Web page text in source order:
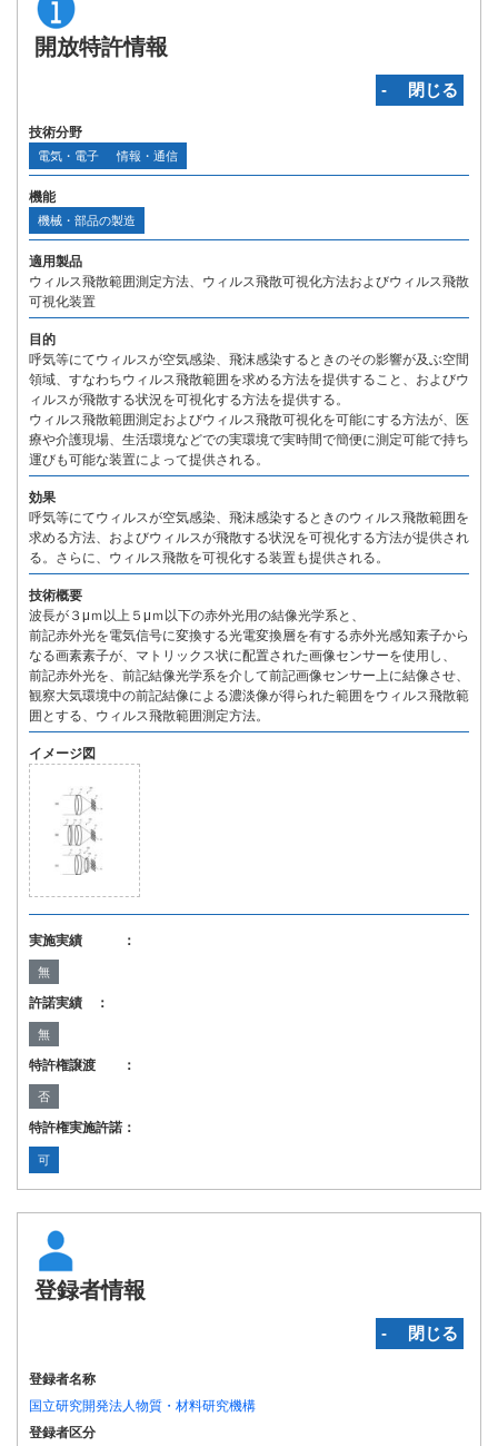
開放特許情報
‐ 閉じる
技術分野
電気・電子 情報・通信
機能
機械・部品の製造
適用製品
ウィルス飛散範囲測定方法、ウィルス飛散可視化方法およびウィルス飛散
可視化装置
目的
呼気等にてウィルスが空気感染、飛沫感染するときのその影響が及ぶ空間
領域、すなわちウィルス飛散範囲を求める方法を提供すること、およびウ
ィルスが飛散する状況を可視化する方法を提供する。
ウィルス飛散範囲測定およびウィルス飛散可視化を可能にする方法が、医
療や介護現場、生活環境などでの実環境で実時間で簡便に測定可能で持ち
運びも可能な装置によって提供される。
効果
呼気等にてウィルスが空気感染、飛沫感染するときのウィルス飛散範囲を
求める方法、およびウィルスが飛散する状況を可視化する方法が提供され
る。さらに、ウィルス飛散を可視化する装置も提供される。
技術概要
波長が３μｍ以上５μｍ以下の赤外光用の結像光学系と、
前記赤外光を電気信号に変換する光電変換層を有する赤外光感知素子から
なる画素素子が、マトリックス状に配置された画像センサーを使用し、
前記赤外光を、前記結像光学系を介して前記画像センサー上に結像させ、
観察大気環境中の前記結像による濃淡像が得られた範囲をウィルス飛散範
囲とする、ウィルス飛散範囲測定方法。
イメージ図
実施実績 ：
無
許諾実績 ：
無
特許権譲渡 ：
否
特許権実施許諾：
可
登録者情報
‐ 閉じる
登録者名称
国立研究開発法人物質・材料研究機構
登録者区分